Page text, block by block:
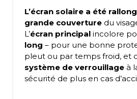
L’écran solaire a été
grande couverturedu
L’écran principalincolore
long – pour une bonne
pleut ou par temps froid, et
système de verrouillageà
sécurité de plus en cas